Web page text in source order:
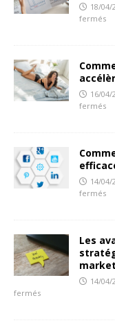
18/04/
fermés
16/04/
fermés
14/04/
fermés
Les
14/04/
fermés